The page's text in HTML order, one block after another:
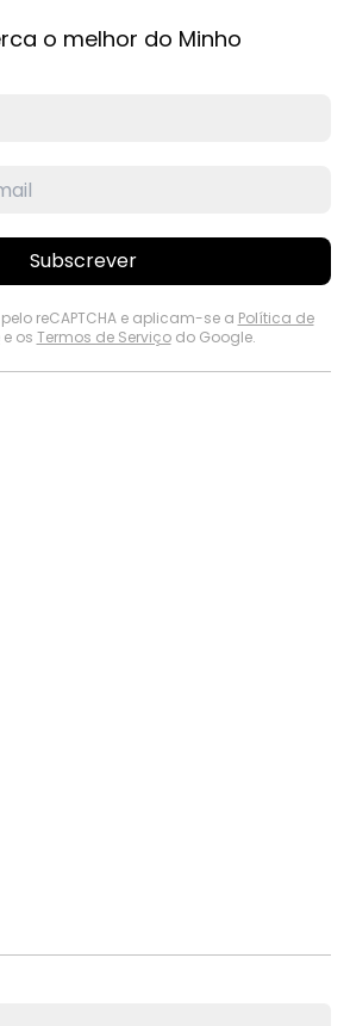
o melhor do Minho
Subscrever
reCAPTCHA e aplicam-se a Política de
e os Termos de Serviçodo Google.